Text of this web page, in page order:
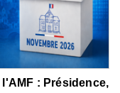
: Présidence,